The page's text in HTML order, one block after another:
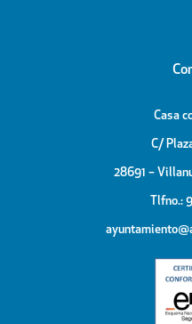
Casa
C/
28691 –
Tlfno.: